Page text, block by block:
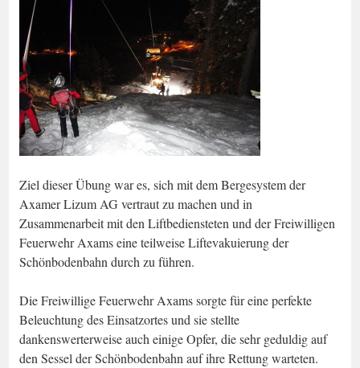
Ziel dieser Übung war es, sich mit dem Bergesystem der
Axamer Lizum AG vertraut zu machen und in
Zusammenarbeit mit den Liftbediensteten und der Freiwilligen
Feuerwehr Axams eine teilweise Liftevakuierung der
Schönbodenbahn durch zu führen.
Die Freiwillige Feuerwehr Axams sorgte für eine perfekte
Beleuchtung des Einsatzortes und sie stellte
dankenswerterweise auch einige Opfer, die sehr geduldig auf
den Sessel der Schönbodenbahn auf ihre Rettung warteten.